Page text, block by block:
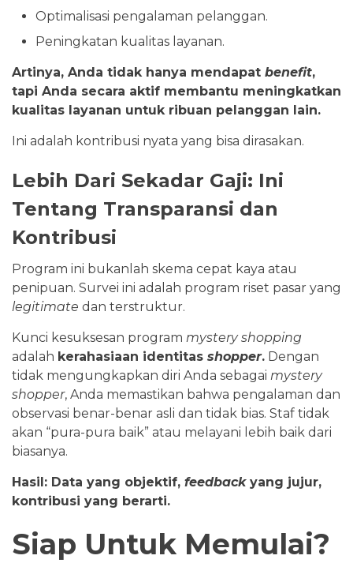
Optimalisasi pengalaman pelanggan.
Peningkatan kualitas layanan.
Artinya, Anda tidak hanya mendapat benefit,
tapi Anda secara aktif membantu meningkatkan
kualitas layanan untuk ribuan pelanggan lain.
Ini adalah kontribusi nyata yang bisa dirasakan.
Lebih Dari Sekadar Gaji: Ini
Tentang Transparansi dan
Kontribusi
Program ini bukanlah skema cepat kaya atau
penipuan. Survei ini adalah program riset pasar yang
legitimate dan terstruktur.
Kunci kesuksesan program mystery shopping
adalah kerahasiaan identitas shopper. Dengan
tidak mengungkapkan diri Anda sebagai mystery
shopper, Anda memastikan bahwa pengalaman dan
observasi benar-benar asli dan tidak bias. Staf tidak
akan “pura-pura baik” atau melayani lebih baik dari
biasanya.
Hasil: Data yang objektif, feedbackyang jujur,
kontribusi yang berarti.
Siap Untuk Memulai?